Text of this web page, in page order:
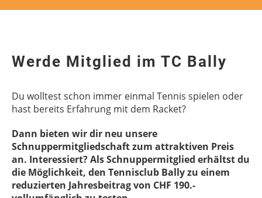
Werde Mitglied im TC Bally
Du wolltest schon immer einmal Tennis spielen oder
hast bereits Erfahrung mit dem Racket?
Dann bieten wir dir neu unsere
Schnuppermitgliedschaft zum attraktiven Preis
an. Interessiert? Als Schnuppermitglied erhältst du
die Möglichkeit, den Tennisclub Bally zu einem
reduzierten Jahresbeitrag von CHF 190.-